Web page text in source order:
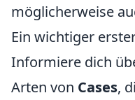
möglicherweise
Ein wichtiger
Informiere dich
Arten von Cases,